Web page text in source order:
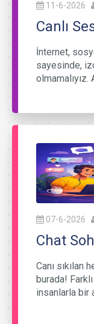
11-6-2026
Canlı
İnternet,
sayesinde,
07-6-2026
Chat
Canı sıkılan
burada!
insanlarla bir